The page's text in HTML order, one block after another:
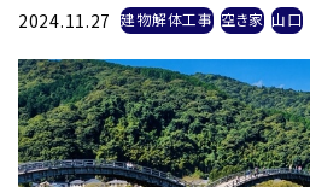
2024.11.27 建物解体工事 空き家 山口